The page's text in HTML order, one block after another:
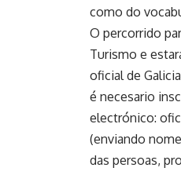
como do
O percorrido
Turismo e
oficial de
é necesario
electrónico:
(enviando
das persoas,